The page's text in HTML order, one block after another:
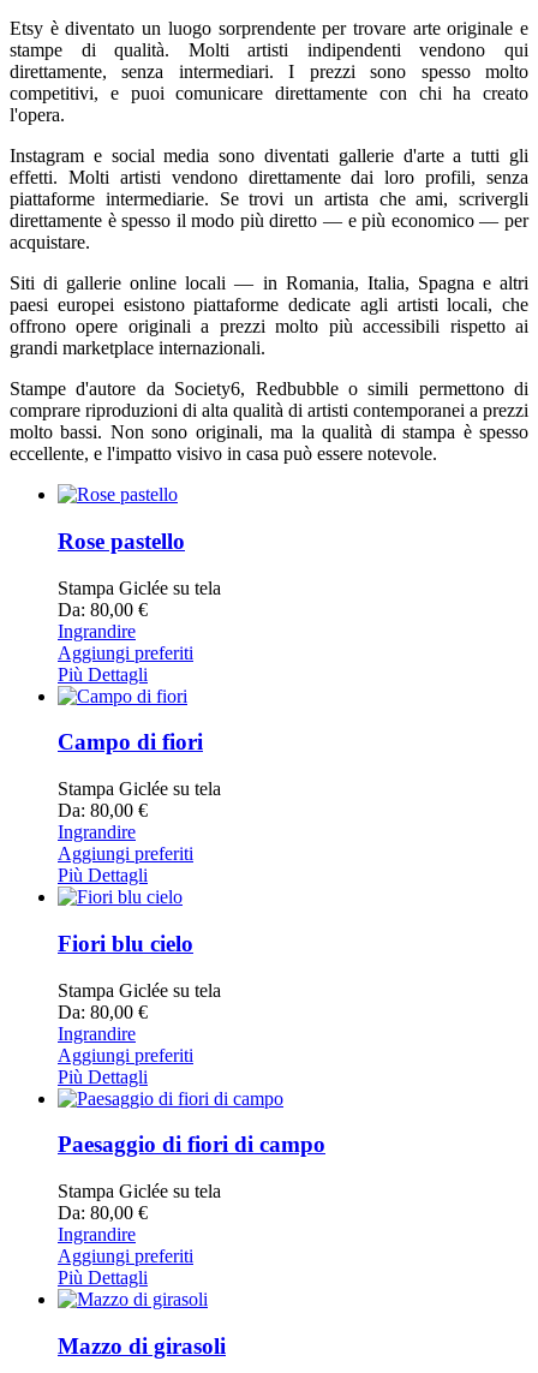
Etsy è diventato un luogo sorprendente per trovare arte originale e
stampe di qualità. Molti artisti indipendenti vendono qui
direttamente, senza intermediari. I prezzi sono spesso molto
competitivi, e puoi comunicare direttamente con chi ha creato
l'opera.
Instagram e social media sono diventati gallerie d'arte a tutti gli
effetti. Molti artisti vendono direttamente dai loro profili, senza
piattaforme intermediarie. Se trovi un artista che ami, scrivergli
direttamente è spesso il modo più diretto — e più economico — per
acquistare.
Siti di gallerie online locali — in Romania, Italia, Spagna e altri
paesi europei esistono piattaforme dedicate agli artisti locali, che
offrono opere originali a prezzi molto più accessibili rispetto ai
grandi marketplace internazionali.
Stampe d'autore da Society6, Redbubble o simili permettono di
comprare riproduzioni di alta qualità di artisti contemporanei a prezzi
molto bassi. Non sono originali, ma la qualità di stampa è spesso
eccellente, e l'impatto visivo in casa può essere notevole.
Rose pastello
Stampa Giclée su tela
Da: 80,00 €
Ingrandire
Aggiungi preferiti
Più Dettagli
Campo di fiori
Stampa Giclée su tela
Da: 80,00 €
Ingrandire
Aggiungi preferiti
Più Dettagli
Fiori blu cielo
Stampa Giclée su tela
Da: 80,00 €
Ingrandire
Aggiungi preferiti
Più Dettagli
Paesaggio di fiori di campo
Stampa Giclée su tela
Da: 80,00 €
Ingrandire
Aggiungi preferiti
Più Dettagli
Mazzo di girasoli